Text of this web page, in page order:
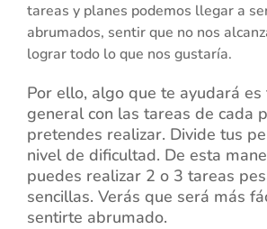
tareas y planes podemos llegar a
abrumados, sentir que no nos
lograr todo lo que nos gustaría.
Por ello, algo que te ayudará
general con las tareas de cada
pretendes realizar. Divide tus
nivel de dificultad. De esta
puedes realizar 2 o 3 tareas
sencillas. Verás que será más
sentirte abrumado.